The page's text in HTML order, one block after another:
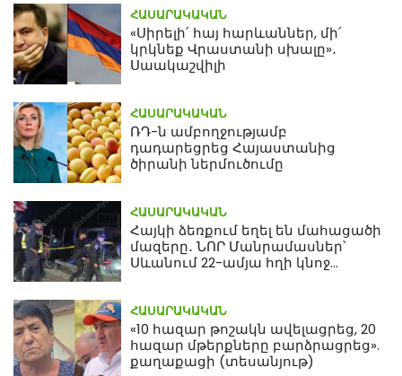
ՀԱՍԱՐԱԿԱԿԱՆ
«Սիրելի՛ հայ հարևաններ, մի՛
կրկնեք Վրաստանի սխալը»․
Սաակաշվիլի
ՀԱՍԱՐԱԿԱԿԱՆ
ՌԴ-ն ամբողջությամբ
դադարեցրեց Հայաստանից
ծիրանի ներմուծումը
ՀԱՍԱՐԱԿԱԿԱՆ
Հայկի ձեռքում եղել են մահացածի
մազերը․ ՆՈՐ Մանրամասներ՝
Սևանում 22-ամյա հղի կնոջ
ՀԱՍԱՐԱԿԱԿԱՆ
«10 հազար թոշակն ավելացրեց, 20
հազար մթերքները բարձրացրեց».
քաղաքացի (տեսանյութ)